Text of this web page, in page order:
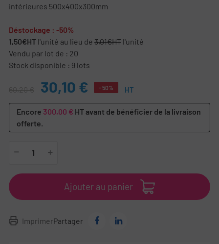
intérieures 500x400x300mm
Déstockage : -50%
1,50€HT l'unité au lieu de 3,01€HT l'unité
Vendu par lot de : 20
Stock disponible : 9 lots
60,20 € 30,10 € - 50% HT
Encore 300,00 € HT avant de bénéficier de la livraison
offerte.
Ajouter au panier
ImprimerPartager